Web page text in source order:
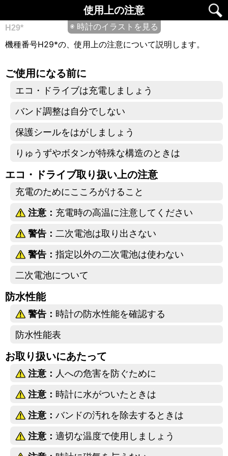
使用上の注意
◉ 時計のイラストを見る
H29*
機種番号H29*の、使用上の注意について説明します。
ご使用になる前に
エコ・ドライブは充電しましょう
バンド調整は自分でしない
保護シールをはがしましょう
りゅうずやボタンが特殊な構造のときは
エコ・ドライブ取り扱い上の注意
充電のためにこころがけること
注意： 充電時の高温に注意してください
警告： 二次電池は取り出さない
警告： 指定以外の二次電池は使わない
二次電池について
防水性能
警告： 時計の防水性能を確認する
防水性能表
お取り扱いにあたって
注意： 人への危害を防ぐために
注意： 時計に水がついたときは
注意： バンドの汚れを除去するときは
注意： 適切な温度で使用しましょう